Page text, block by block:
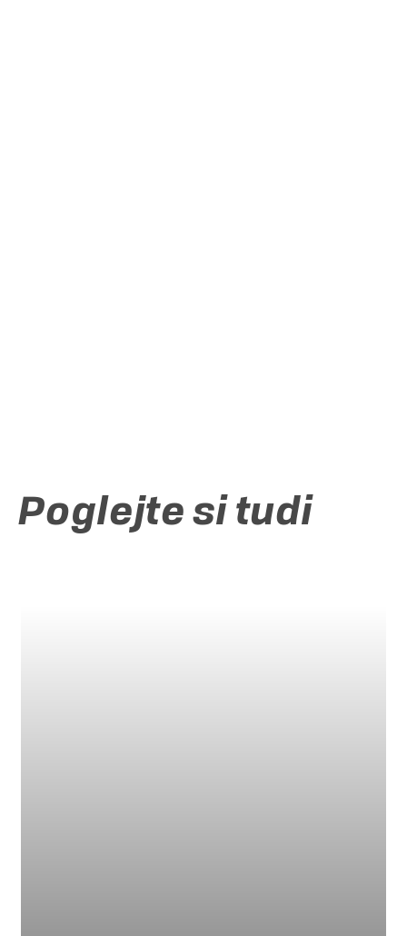
Poglejte si tudi